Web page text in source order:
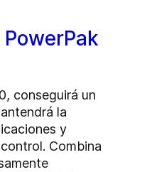
conseguirá un
la
y
Combina